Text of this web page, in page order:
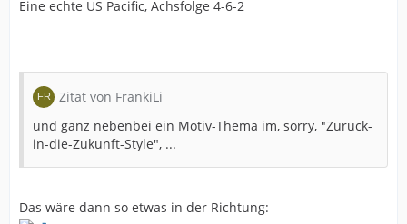
Eine echte US Pacific, Achsfolge 4-6-2
Zitat von FrankiLi
und ganz nebenbei ein Motiv-Thema im, sorry, "Zurück-
in-die-Zukunft-Style", ...
Das wäre dann so etwas in der Richtung: